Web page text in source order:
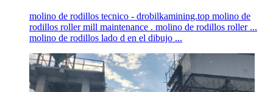
molino de rodillos tecnico - drobilkamining.top molino de
rodillos roller mill maintenance . molino de rodillos roller ...
molino de rodillos lado d en el dibujo ...